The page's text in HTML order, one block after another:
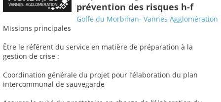
prévention des risques h-f
Golfe du Morbihan- Vannes Agglomération
Missions principales
Être le référent du service en matière de préparation à la
gestion de crise :
Coordination générale du projet pour l’élaboration du plan
intercommunal de sauvegarde